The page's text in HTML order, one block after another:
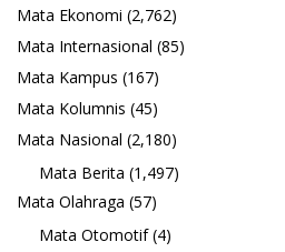
Mata Ekonomi (2,762)
Mata Internasional (85)
Mata Kampus (167)
Mata Kolumnis (45)
Mata Nasional (2,180)
Mata Berita (1,497)
Mata Olahraga (57)
Mata Otomotif(4)